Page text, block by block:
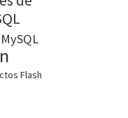
Flash